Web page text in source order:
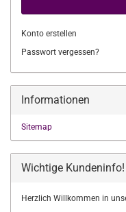
Konto erstellen
Passwort vergessen?
Informationen
Sitemap
Wichtige Kundeninfo!
Herzlich Willkommen in